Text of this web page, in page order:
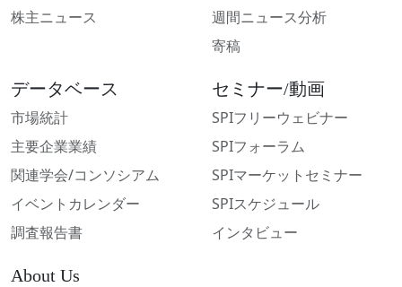
株主ニュース
週間ニュース分析
寄稿
データベース
市場統計
主要企業業績
関連学会/コンソシアム
イベントカレンダー
調査報告書
セミナー/動画
SPIフリーウェビナー
SPIフォーラム
SPIマーケットセミナー
SPIスケジュール
インタビュー
About Us